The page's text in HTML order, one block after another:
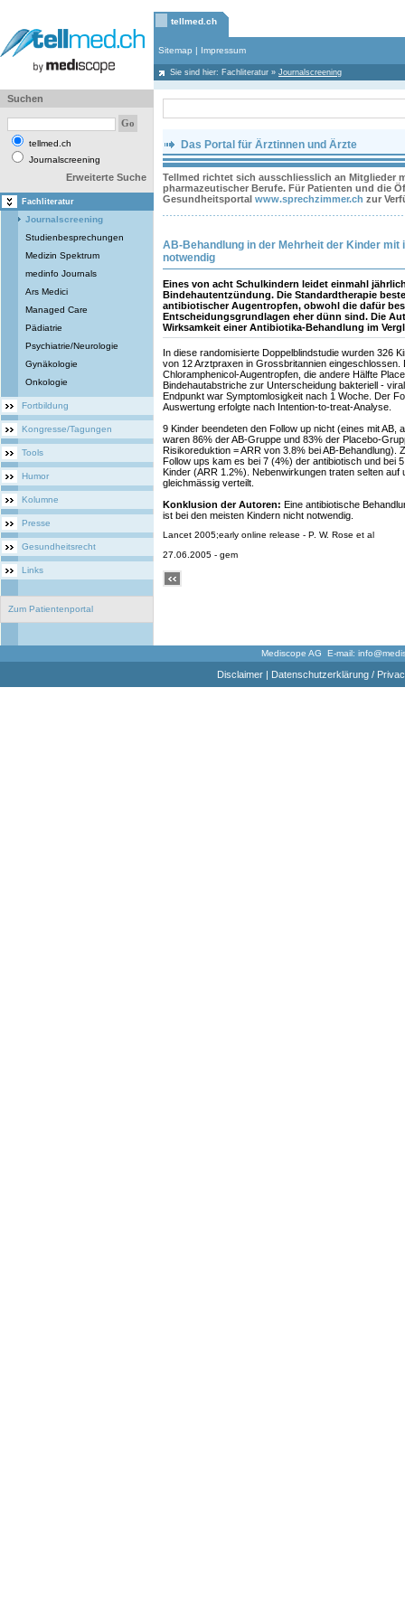
tellmed.ch
Sitemap | Impressum
Sie sind hier: Fachliteratur » Journalscreening
Suchen
tellmed.ch
Journalscreening
Erweiterte Suche
Fachliteratur
Journalscreening
Studienbesprechungen
Medizin Spektrum
medinfo Journals
Ars Medici
Managed Care
Pädiatrie
Psychiatrie/Neurologie
Gynäkologie
Onkologie
Fortbildung
Kongresse/Tagungen
Tools
Humor
Kolumne
Presse
Gesundheitsrecht
Links
Zum Patientenportal
Das Portal für Ärztinnen und Ärzte
Tellmed richtet sich ausschliesslich an Mitglieder
pharmazeutischer Berufe. Für Patienten und die
Gesundheitsportal www.sprechzimmer.ch zur
AB-Behandlung in der Mehrheit der Kinder
notwendig
Eines von acht Schulkindern leidet einmahl
Bindehautentzündung. Die Standardtherapie
antibiotischer Augentropfen, obwohl die dafür
Entscheidungsgrundlagen eher dünn sind. Die
Wirksamkeit einer Antibiotika-Behandlung im
In diese randomisierte Doppelblindstudie wurden 326
von 12 Arztpraxen in Grossbritannien eingeschlossen.
Chloramphenicol-Augentropfen, die andere Hälfte
Bindehautabstriche zur Unterscheidung bakteriell -
Endpunkt war Symptomlosigkeit nach 1 Woche. Der
Auswertung erfolgte nach Intention-to-treat-Analyse.
9 Kinder beendeten den Follow up nicht (eines mit AB,
waren 86% der AB-Gruppe und 83% der Placebo-
Risikoreduktion = ARR von 3.8% bei AB-Behandlung).
Follow ups kam es bei 7 (4%) der antibiotisch und bei
Kinder (ARR 1.2%). Nebenwirkungen traten selten auf
gleichmässig verteilt.
Konklusion der Autoren: Eine antibiotische
ist bei den meisten Kindern nicht notwendig.
Lancet 2005;early online release - P. W. Rose et al
27.06.2005 - gem
Mediscope AG E-mail:
Disclaimer| Datenschutzerklärung /